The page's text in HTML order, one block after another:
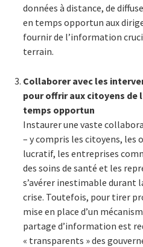
données à distance, de
en temps opportun aux
fournir de l’information
terrain.
Collaborer avec les
pour offrir aux citoyens de
temps opportun
Instaurer une vaste
– y compris les citoyens, les
lucratif, les entreprises
des soins de santé et les
s’avérer inestimable durant
crise. Toutefois, pour tirer
mise en place d’un
partage d’information est
« transparents » des